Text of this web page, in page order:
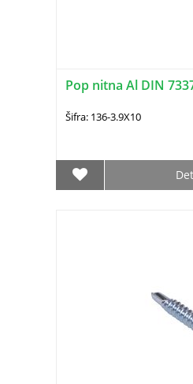
Pop nitna Al DIN
Šifra: 136-3.9X10